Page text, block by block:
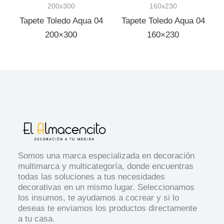
200x300
Tapete Toledo Aqua 04
200×300
160x230
Tapete Toledo Aqua 04
160×230
Somos una marca especializada en decoración
multimarca y multicategoría, donde encuentras
todas las soluciones a tus necesidades
decorativas en un mismo lugar. Seleccionamos
los insumos, te ayudamos a cocrear y si lo
deseas te enviamos los productos directamente
a tu casa.